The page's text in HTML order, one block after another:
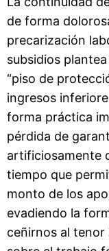
de forma
precarización
subsidios
“piso de
ingresos
forma práctica
pérdida de
artificiosamente
tiempo que
monto de los
evadiendo la
ceñirnos al tenor